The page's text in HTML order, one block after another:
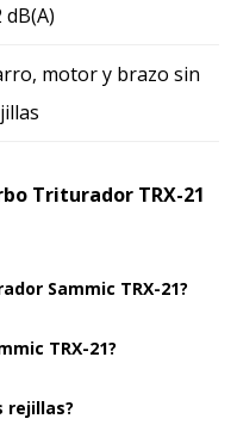
dB(A)
motor y brazo sin
Triturador TRX-21
Sammic TRX-21?
TRX-21?
rejillas?